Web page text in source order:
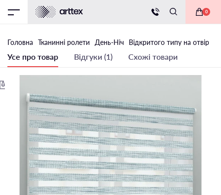
0
Головна Тканинні ролети День-Ніч Відкритого типу на отвір
Усе про товар Відгуки (1) Схожі товари